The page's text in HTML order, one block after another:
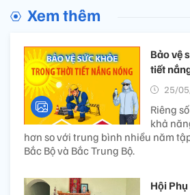
Xem thêm
Bảo vệ
tiết
25/
Riêng
khả
hơn so với trung bình nhiều năm
Bắc Bộ và Bắc Trung Bộ.
Hội